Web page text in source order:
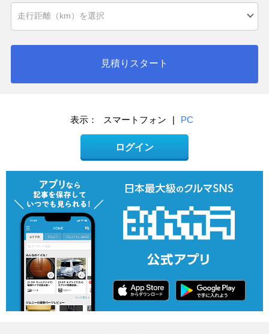
見積りスタート
表示： スマートフォン | PC
ログイン